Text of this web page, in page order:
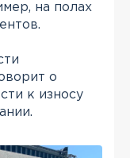
на полах
о
к износу